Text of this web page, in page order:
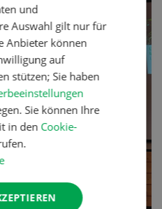
und
Auswahl gilt nur für
Anbieter können
auf
stützen; Sie haben
Sie können Ihre
in den Cookie-